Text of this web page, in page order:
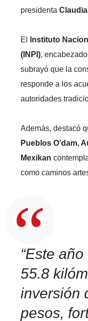
presidenta
El
Instituto
(INPI),
subrayó que la
responde a los
autoridades
Además, destacó
Pueblos O’dam,
Mexikan
como caminos
“Este
55.8
inversión
pesos,